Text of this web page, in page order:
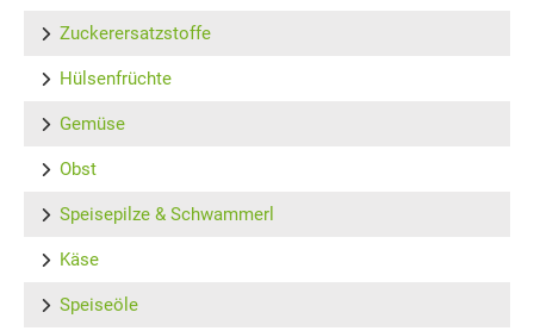
Zuckerersatzstoffe
Hülsenfrüchte
Gemüse
Obst
Speisepilze & Schwammerl
Käse
Speiseöle